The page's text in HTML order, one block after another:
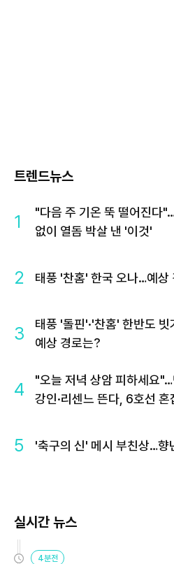
트렌드뉴스
1
"다음 주 기온 뚝 떨어진다
없이 열돔 박살 낸 '이것'
2 태풍 '찬홈' 한국 오나…예상
3
태풍 '돌핀'·'찬홈' 한반도
예상 경로는?
4
"오늘 저녁 상암 피하세요"…
강인·리센느 뜬다, 6호선 혼
5 '축구의 신' 메시 부친상…향
실시간 뉴스
4분전